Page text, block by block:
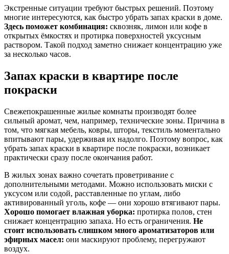
Экстренные ситуации требуют быстрых решений. Поэтому
многие интересуются, как быстро убрать запах краски в доме.
Здесь поможет комбинация: сквозняк, лимон или кофе в
открытых ёмкостях и протирка поверхностей уксусным
раствором. Такой подход заметно снижает концентрацию уже
за несколько часов.
Запах краски в квартире после
покраски
Свежепокрашенные жилые комнаты производят более
сильный аромат, чем, например, технические зоны. Причина в
том, что мягкая мебель, ковры, шторы, текстиль моментально
впитывают пары, удерживая их надолго. Поэтому вопрос, как
убрать запах краски в квартире после покраски, возникает
практически сразу после окончания работ.
В жилых зонах важно сочетать проветривание с
дополнительными методами. Можно использовать миски с
уксусом или содой, расставленные по углам, либо
активированный уголь, кофе — они хорошо втягивают пары.
Хорошо помогает влажная уборка: протирка полов, стен
снижает концентрацию запаха. Но есть ограничения. Не
стоит использовать слишком много ароматизаторов или
эфирных масел: они маскируют проблему, перегружают
воздух.